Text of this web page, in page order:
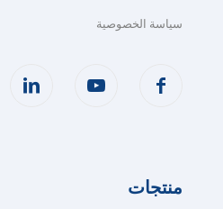
سياسة الخصوصية
منتجات